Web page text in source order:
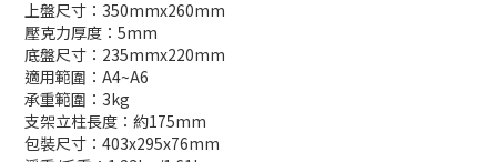
上盤尺寸：350mmx260mm
壓克力厚度：5mm
底盤尺寸：235mmx220mm
適用範圍：A4~A6
承重範圍：3kg
支架立柱長度：約175mm
包裝尺寸：403x295x76mm